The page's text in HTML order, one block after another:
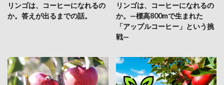
リンゴは、コーヒーになれるの
か。答えが出るまでの話。
リンゴは、コーヒーになれるの
か。—標高800mで生まれた
「アップルコーヒー」という挑
戦—